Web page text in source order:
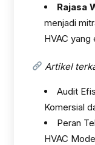
Rajasa
menjadi
HVAC yang
Artikel
Audit
Komersial
Peran
HVAC